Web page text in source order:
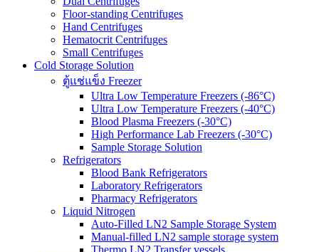
Floor-standing Centrifuges
Hand Centrifuges
Hematocrit Centrifuges
Small Centrifuges
Cold Storage Solution
ตู้แช่แข็ง Freezer
Ultra Low Temperature Freezers (-86°C)
Ultra Low Temperature Freezers (-40°C)
Blood Plasma Freezers (-30°C)
High Performance Lab Freezers (-30°C)
Sample Storage Solution
Refrigerators
Blood Bank Refrigerators
Laboratory Refrigerators
Pharmacy Refrigerators
Liquid Nitrogen
Auto-Filled LN2 Sample Storage System
Manual-filled LN2 sample storage system
Thermo LN2 Transfer vessels